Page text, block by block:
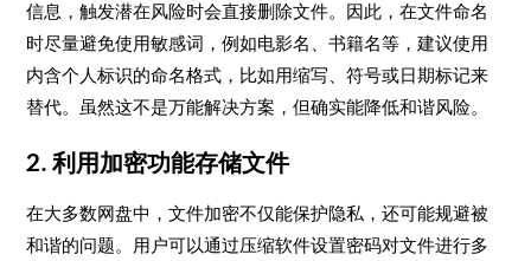
信息，触发潜在风险时会直接删除文件。因此，在文件命名
时尽量避免使用敏感词，例如电影名、书籍名等，建议使用
内含个人标识的命名格式，比如用缩写、符号或日期标记来
替代。虽然这不是万能解决方案，但确实能降低和谐风险。
2. 利用加密功能存储文件
在大多数网盘中，文件加密不仅能保护隐私，还可能规避被
和谐的问题。用户可以通过压缩软件设置密码对文件进行多